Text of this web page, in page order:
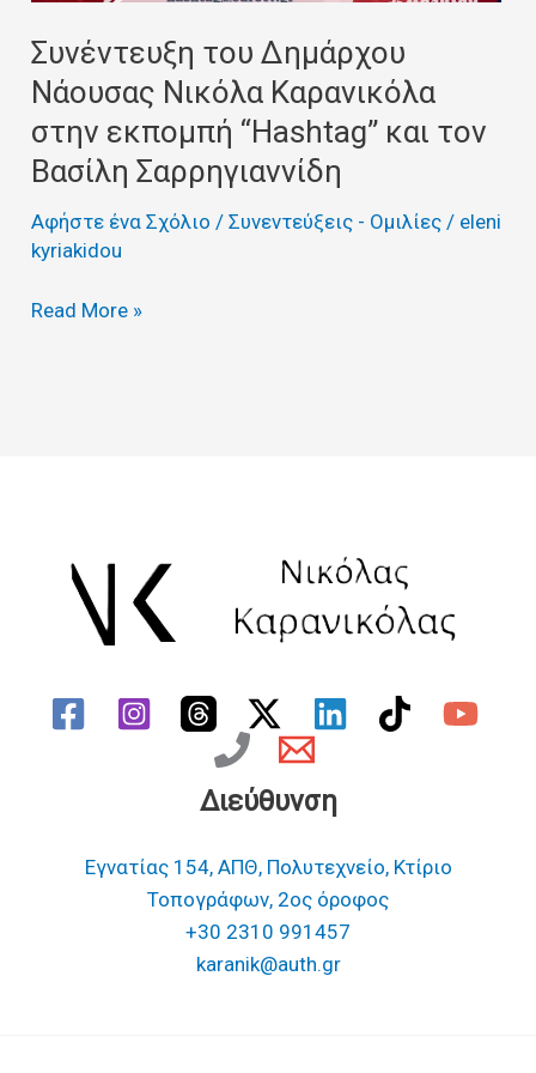
Συνέντευξη του Δημάρχου
Νάουσας Νικόλα Καρανικόλα
στην εκπομπή “Hashtag” και τον
Βασίλη Σαρρηγιαννίδη
Αφήστε ένα Σχόλιο /Συνεντεύξεις - Ομιλίες / eleni
kyriakidou
“Hashtag”
και
Βασίλη
Σαρρηγιαννίδη
Read More »
Διεύθυνση
Εγνατίας 154, ΑΠΘ, Πολυτεχνείο, Κτίριο
Τοπογράφων, 2ος όροφος
+30 2310 991457
karanik@auth.gr